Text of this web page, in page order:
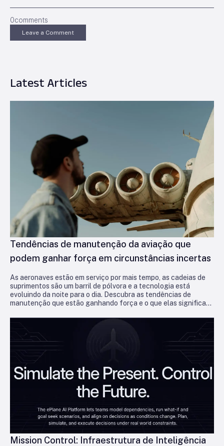
0comments
Leave a Comment
Latest Articles
Tendências de manutenção da aviação que
podem ganhar força em circunstâncias incertas
As aeronaves estão em serviço por mais tempo, as cadeias de
suprimentos são um barril de pólvora e a tecnologia está
evoluindo da noite para o dia. Descubra as tendências de
manutenção que estão ganhando força e o que elas significam
Mission Control: Infraestrutura de Inteligência